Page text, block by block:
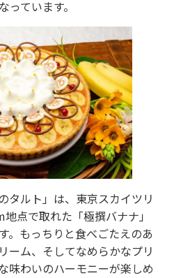
ています。
タルト」は、東京スカイツリ
点で取れた「極撰バナナ」
。もっちりと食べごたえのあ
ーム、そしてなめらかなプリ
味わいのハーモニーが楽しめ